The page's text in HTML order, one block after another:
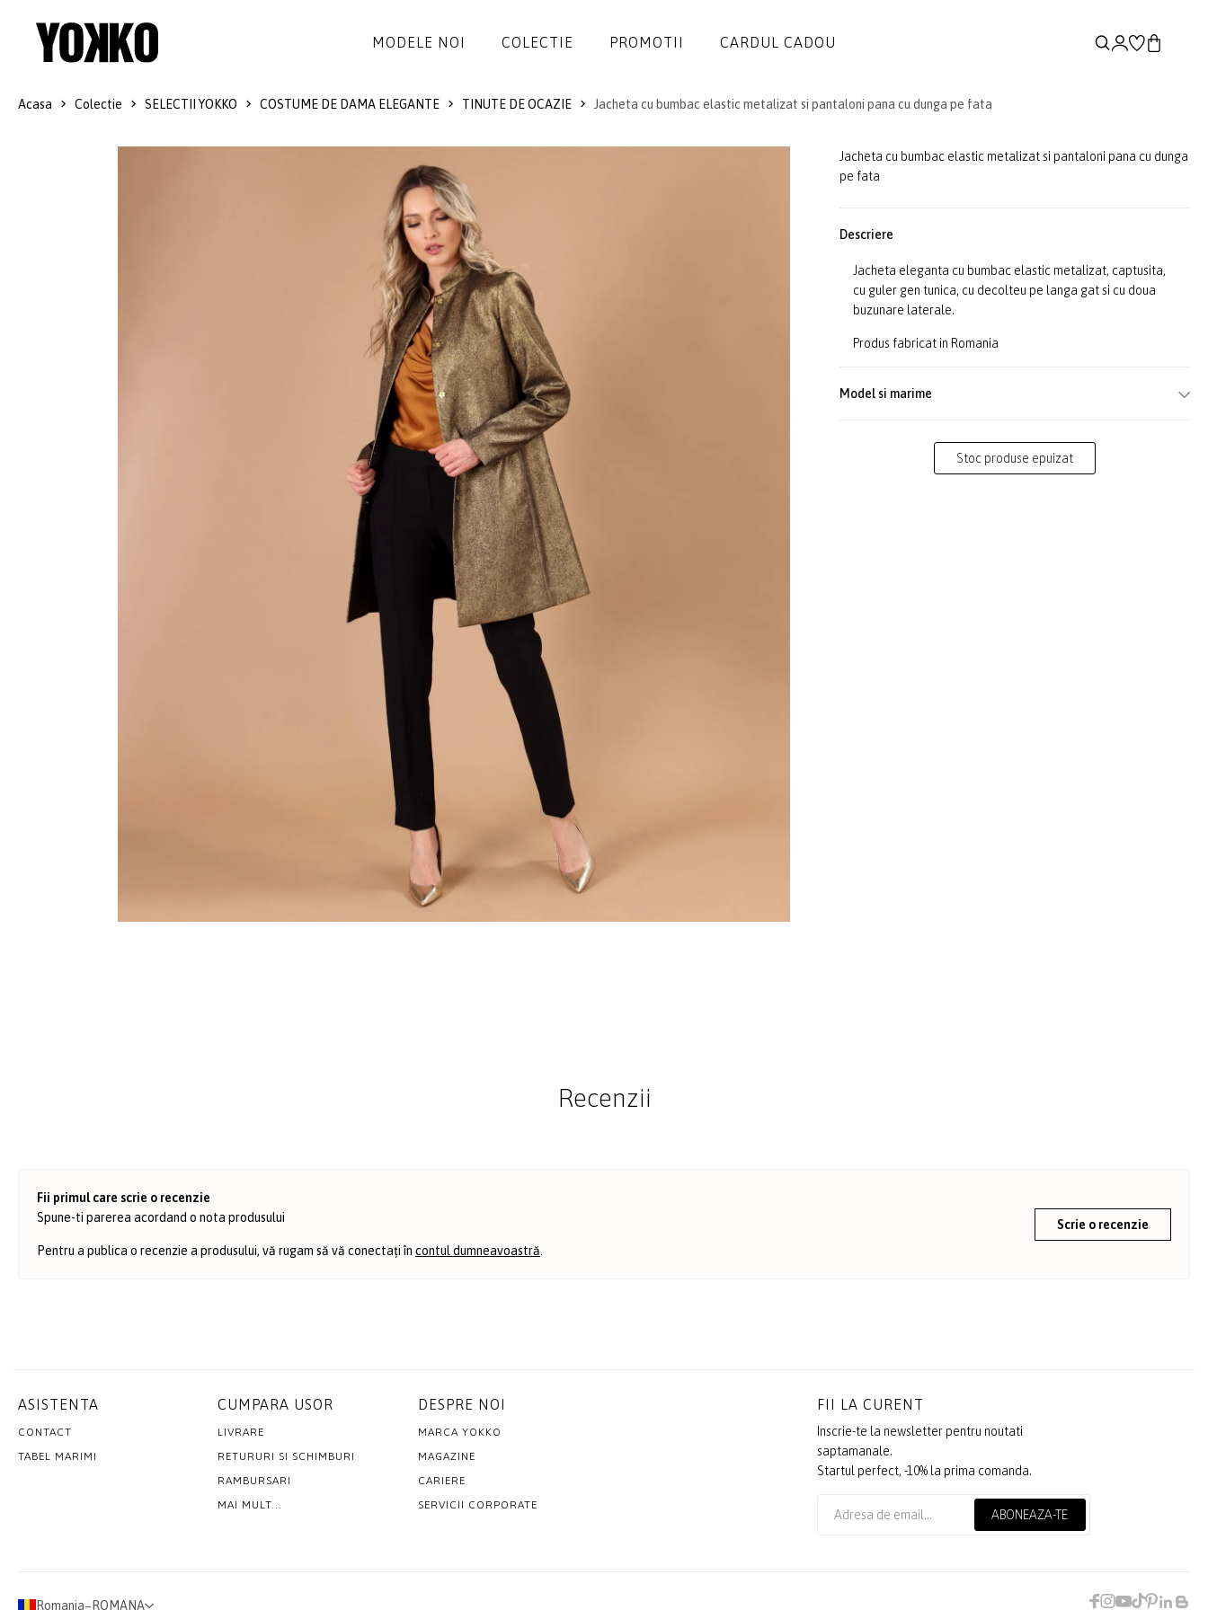
MODELE NOI COLECTIE
SACOURI
JACHETE
FUSTE
PANTALONI
BLUZE
ACCESORII
PROMOTII
PANTALONI
ACCESORII
CARDUL CADOU
Acasa Colectie SELECTII YOKKO COSTUME DE DAMA ELEGANTE TINUTE DE OCAZIE Jacheta cu bumbac elastic metalizat si pantaloni pana cu dunga pe fata
Jacheta cu bumbac elastic metalizat si pantaloni pana cu dunga
pe fata
Descriere
Jacheta eleganta cu bumbac elastic metalizat, captusita,
cu guler gen tunica, cu decolteu pe langa gat si cu doua
buzunare laterale.
Produs fabricat in Romania
Model si marime
Stoc produse epuizat
Recenzii
Fii primul care scrie o recenzie
Spune-ti parerea acordand o nota produsului
Pentru a publica o recenzie a produsului, vă rugam să vă conectați în contul dumneavoastră.
Scrie o recenzie
ASISTENTA
CONTACT
TABEL MARIMI
CUMPARA USOR
LIVRARE
RETURURI SI SCHIMBURI
RAMBURSARI
MAI MULT...
DESPRE NOI
MARCA YOKKO
MAGAZINE
CARIERE
SERVICII CORPORATE
FII LA CURENT
Inscrie-te la newsletter pentru noutati
saptamanale.
Startul perfect, -10% la prima comanda.
ABONEAZA-TE
Romania− ROMANA